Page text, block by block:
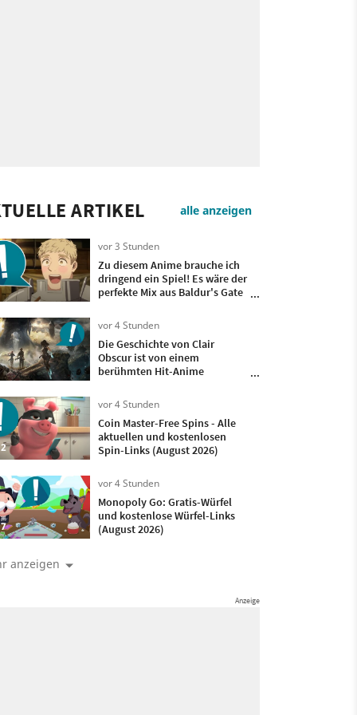
ARTIKEL alle anzeigen
vor 3 Stunden
Zu diesem Anime brauche ich
dringend ein Spiel! Es wäre der
perfekte Mix aus Baldur's Gate
Actionspiel
vor 4 Stunden
Die Geschichte von Clair
Obscur ist von einem
berühmten Hit-Anime
Guillaume Broche enthüllt,
welcher es ist
2
vor 4 Stunden
Coin Master-Free Spins - Alle
aktuellen und kostenlosen
Spin-Links (August 2026)
vor 4 Stunden
Monopoly Go: Gratis-Würfel
und kostenlose Würfel-Links
(August 2026)
anzeigen